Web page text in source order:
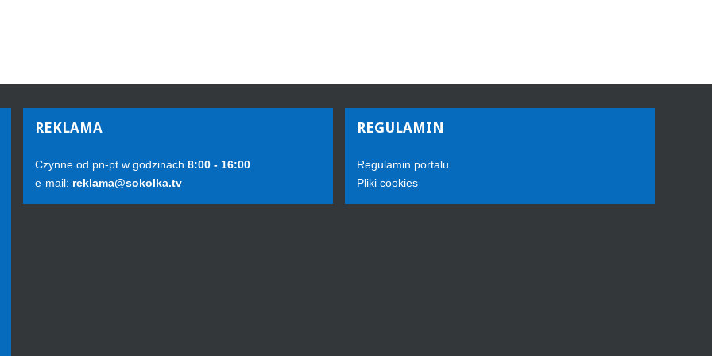
REKLAMA
Czynne od pn-pt w godzinach 8:00 - 16:00
e-mail: reklama@sokolka.tv
REGULAMIN
Regulamin portalu
Pliki cookies